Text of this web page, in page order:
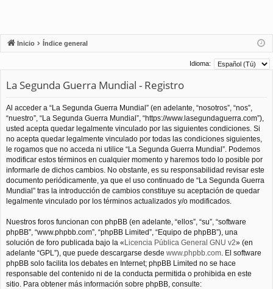
Inicio Índice general
Idioma:
La Segunda Guerra Mundial - Registro
Al acceder a “La Segunda Guerra Mundial” (en adelante, “nosotros”, “nos”,
“nuestro”, “La Segunda Guerra Mundial”, “https://www.lasegundaguerra.com”),
usted acepta quedar legalmente vinculado por las siguientes condiciones. Si
no acepta quedar legalmente vinculado por todas las condiciones siguientes,
le rogamos que no acceda ni utilice “La Segunda Guerra Mundial”. Podemos
modificar estos términos en cualquier momento y haremos todo lo posible por
informarle de dichos cambios. No obstante, es su responsabilidad revisar este
documento periódicamente, ya que el uso continuado de “La Segunda Guerra
Mundial” tras la introducción de cambios constituye su aceptación de quedar
legalmente vinculado por los términos actualizados y/o modificados.
Nuestros foros funcionan con phpBB (en adelante, “ellos”, “su”, “software
phpBB”, “www.phpbb.com”, “phpBB Limited”, “Equipo de phpBB”), una
solución de foro publicada bajo la «Licencia Pública General GNU v2» (en
adelante “GPL”), que puede descargarse desde www.phpbb.com. El software
phpBB solo facilita los debates en Internet; phpBB Limited no se hace
responsable del contenido ni de la conducta permitida o prohibida en este
sitio. Para obtener más información sobre phpBB, consulte: